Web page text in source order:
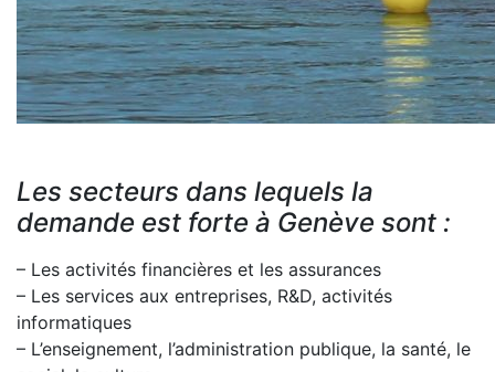
Les secteurs dans lequels la
demande est forte à Genève sont :
– Les activités financières et les assurances
– Les services aux entreprises, R&D, activités
informatiques
– L’enseignement, l’administration publique, la santé, le